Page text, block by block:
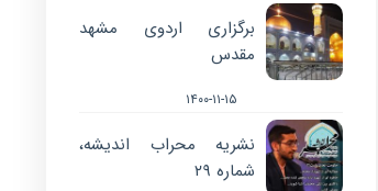
برگزاری اردوی مشهد
مقدس
۱۴۰۰-۱۱-۱۵
نشریه محراب اندیشه،
شماره ۲۹